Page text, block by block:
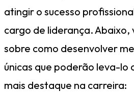
atingir o sucesso
cargo de liderança. Abaixo,
sobre como desenvolver
únicas que poderão leva-lo
mais destaque na carreira: